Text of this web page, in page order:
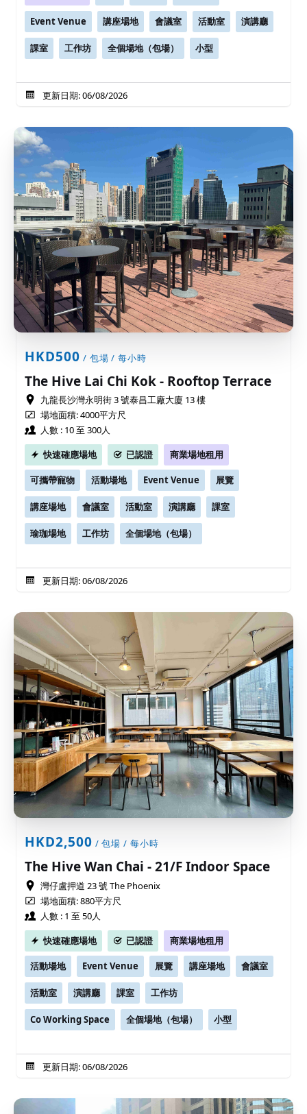
Event Venue 講座場地 會議室 活動室 演講廳
課室 工作坊 全個場地（包場） 小型
更新日期: 06/08/2026
HKD500 / 包場 / 每小時
The Hive Lai Chi Kok - Rooftop Terrace
九龍長沙灣永明街 3 號泰昌工廠大廈 13 樓
場地面積: 4000平方尺
人數 : 10 至 300人
快速確應場地
已認證 商業場地租用
可攜帶寵物 活動場地 Event Venue 展覽
講座場地 會議室 活動室 演講廳 課室
瑜珈場地 工作坊 全個場地（包場）
更新日期: 06/08/2026
HKD2,500 / 包場 / 每小時
The Hive Wan Chai - 21/F Indoor Space
灣仔盧押道 23 號 The Phoenix
場地面積: 880平方尺
人數 : 1 至 50人
快速確應場地
已認證 商業場地租用
活動場地 Event Venue 展覽 講座場地 會議室
活動室 演講廳 課室 工作坊
Co Working Space 全個場地（包場） 小型
更新日期: 06/08/2026